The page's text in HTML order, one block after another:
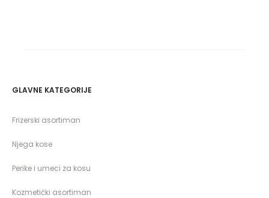
GLAVNE KATEGORIJE
Frizerski asortiman
Njega kose
Perike i umeci za kosu
Kozmetički asortiman